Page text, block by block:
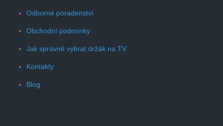
Odborné poradenství
Obchodní podmínky
Jak správně vybrat držák na TV
Kontakty
Blog